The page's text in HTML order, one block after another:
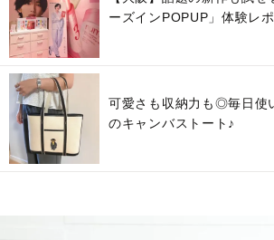
ーズインPOPUP」体験レポ
可愛さも収納力も◎毎日使
のキャンバストート♪